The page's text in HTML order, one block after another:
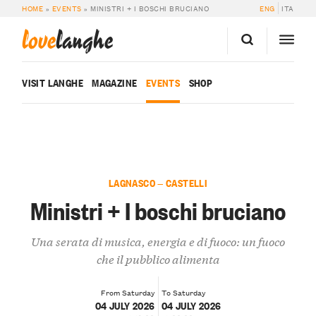
HOME » EVENTS » MINISTRI + I BOSCHI BRUCIANO ENG ITA
lovelanghe
VISIT LANGHE MAGAZINE EVENTS SHOP
LAGNASCO — CASTELLI
Ministri + I boschi bruciano
Una serata di musica, energia e di fuoco: un fuoco
che il pubblico alimenta
From Saturday
04 JULY 2026
To Saturday
04 JULY 2026